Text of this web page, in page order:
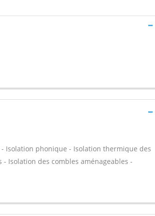
Isolation phonique - Isolation thermique des
Isolation des combles aménageables -